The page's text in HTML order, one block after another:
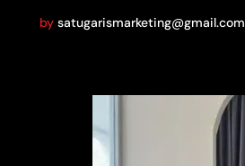
by satugarismarketing@gmail.com